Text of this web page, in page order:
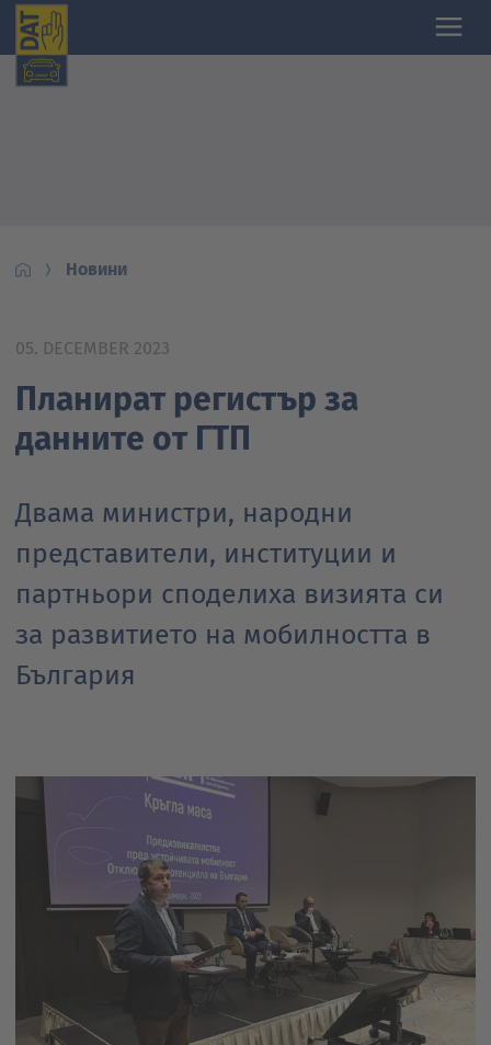
Новини
05. DECEMBER 2023
Планират регистър за
данните от ГТП
Двама министри, народни
представители, институции и
партньори споделиха визията си
за развитието на мобилността в
България